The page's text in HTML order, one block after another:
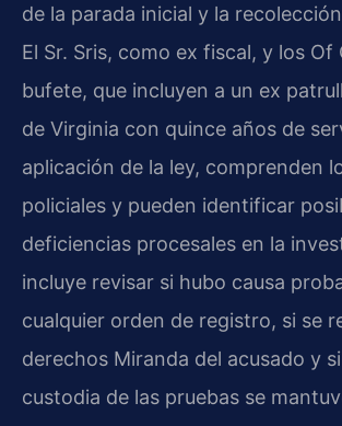
de la parada inicial y la
El Sr. Sris, como ex fiscal, y los Of
bufete, que incluyen a un ex
de Virginia con quince años de
aplicación de la ley, comprenden
policiales y pueden identificar
deficiencias procesales en la
incluye revisar si hubo causa
cualquier orden de registro, si se
derechos Miranda del acusado y
custodia de las pruebas se